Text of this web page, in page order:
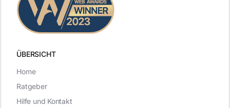
ÜBERSICHT
Home
Ratgeber
Hilfe und Kontakt